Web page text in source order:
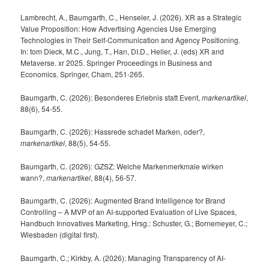
Lambrecht, A., Baumgarth, C., Henseler, J. (2026). XR as a Strategic
Value Proposition: How Advertising Agencies Use Emerging
Technologies in Their Self-Communication and Agency Positioning.
In: tom Dieck, M.C., Jung, T., Han, DI.D., Heller, J. (eds) XR and
Metaverse. xr 2025. Springer Proceedings in Business and
Economics. Springer, Cham, 251-265.
Baumgarth, C. (2026): Besonderes Erlebnis statt Event,markenartikel,
88(6), 54-55.
Baumgarth, C. (2026): Hassrede schadet Marken, oder?,
markenartikel, 88(5), 54-55.
Baumgarth, C. (2026): GZSZ: Welche Markenmerkmale wirken
wann?,markenartikel, 88(4), 56-57.
Baumgarth, C. (2026): Augmented Brand Intelligence for Brand
Controlling – A MVP of an AI-supported Evaluation of Live Spaces,
Handbuch Innovatives Marketing, Hrsg.: Schuster, G.; Bornemeyer, C.;
Wiesbaden (digital first).
Baumgarth, C.; Kirkby, A. (2026): Managing Transparency of AI-